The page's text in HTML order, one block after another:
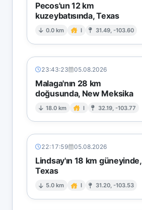
Pecos'un 12 km
kuzeybatısında, Texas
0.0 km I 31.49, -103.60
23:43:23 05.08.2026
Malaga'nın 28 km
doğusunda, New Meksika
18.0 km I 32.19, -103.77
22:17:59 05.08.2026
Lindsay'ın 18 km güneyinde,
Texas
5.0 km I 31.20, -103.53